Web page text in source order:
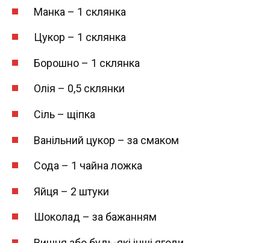
Манка – 1 склянка
Цукор – 1 склянка
Борошно – 1 склянка
Олія – 0,5 склянки
Сіль – щіпка
Ванільний цукор – за смаком
Сода – 1 чайна ложка
Яйця – 2 штуки
Шоколад – за бажанням